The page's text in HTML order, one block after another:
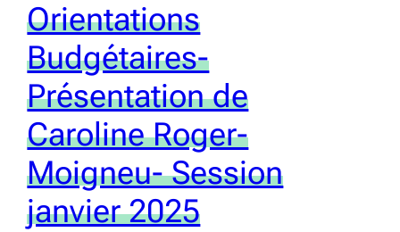
Orientations
Budgétaires-
Présentation de
Caroline Roger-
Moigneu- Session
janvier 2025